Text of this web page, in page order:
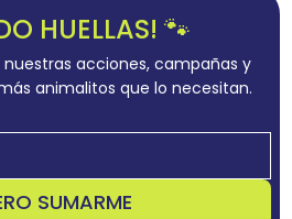
HUELLAS! 🐾
acciones, campañas y